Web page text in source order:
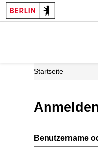
Startseite
Anmelden
Benutzername